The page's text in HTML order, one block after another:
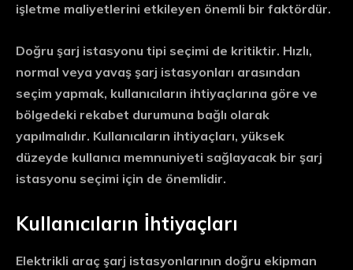
işletme maliyetlerini etkileyen önemli bir faktördür.
Doğru şarj istasyonu tipi seçimi de kritiktir. Hızlı,
normal veya yavaş şarj istasyonları arasından
seçim yapmak, kullanıcıların ihtiyaçlarına göre ve
bölgedeki rekabet durumuna bağlı olarak
yapılmalıdır. Kullanıcıların ihtiyaçları, yüksek
düzeyde kullanıcı memnuniyeti sağlayacak bir şarj
istasyonu seçimi için de önemlidir.
Kullanıcıların İhtiyaçları
Elektrikli araç şarj istasyonlarının doğru ekipman